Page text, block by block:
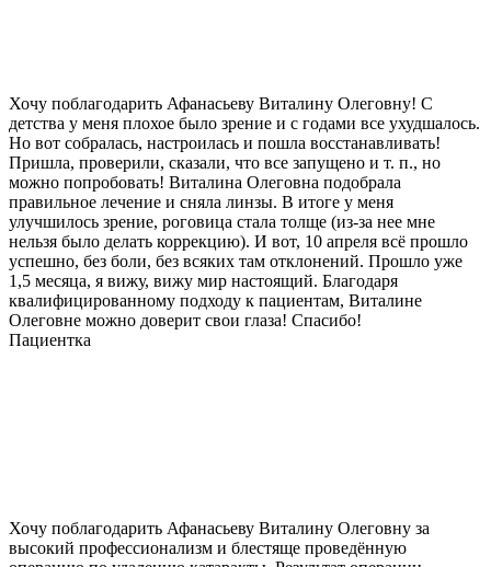
Хочу поблагодарить Афанасьеву Виталину Олеговну! С
детства у меня плохое было зрение и с годами все ухудшалось.
Но вот собралась, настроилась и пошла восстанавливать!
Пришла, проверили, сказали, что все запущено и т. п., но
можно попробовать! Виталина Олеговна подобрала
правильное лечение и сняла линзы. В итоге у меня
улучшилось зрение, роговица стала толще (из-за нее мне
нельзя было делать коррекцию). И вот, 10 апреля всё прошло
успешно, без боли, без всяких там отклонений. Прошло уже
1,5 месяца, я вижу, вижу мир настоящий. Благодаря
квалифицированному подходу к пациентам, Виталине
Олеговне можно доверит свои глаза! Спасибо!
Пациентка
Хочу поблагодарить Афанасьеву Виталину Олеговну за
высокий профессионализм и блестяще проведённую